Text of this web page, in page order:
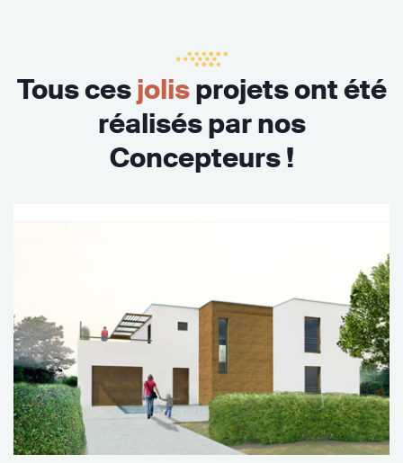
Tous cesjolisprojets ont été
réalisés par nos
Concepteurs !